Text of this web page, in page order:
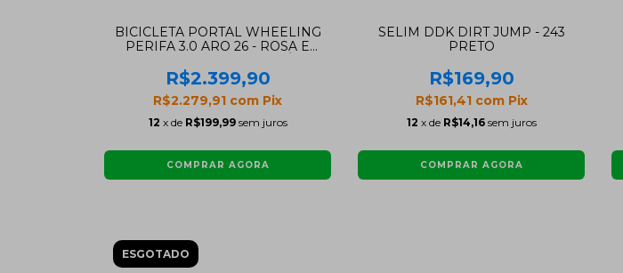
BICICLETA PORTAL WHEELING
PERIFA 3.0 ARO 26 - ROSA E
SHIMANO
R$2.399,90
R$2.279,91 com Pix
12 x de R$199,99 sem juros
SELIM DDK DIRT JUMP - 243
PRETO
R$169,90
R$161,41 com Pix
12 x de R$14,16 sem juros
COMPRAR AGORA
ESGOTADO